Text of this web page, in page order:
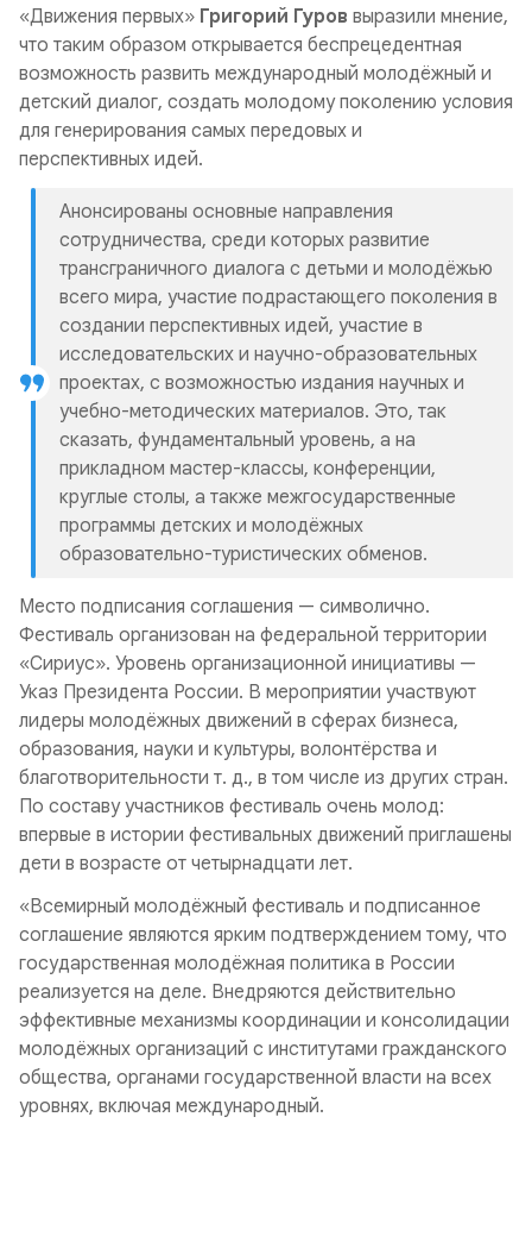
«Движения первых» Григорий Гуров выразили мнение,
что таким образом открывается беспрецедентная
возможность развить международный молодёжный и
детский диалог, создать молодому поколению условия
для генерирования самых передовых и
перспективных идей.
Анонсированы основные направления
сотрудничества, среди которых развитие
трансграничного диалога с детьми и молодёжью
всего мира, участие подрастающего поколения в
создании перспективных идей, участие в
исследовательских и научно-образовательных
проектах, с возможностью издания научных и
учебно-методических материалов. Это, так
сказать, фундаментальный уровень, а на
прикладном мастер-классы, конференции,
круглые столы, а также межгосударственные
программы детских и молодёжных
образовательно-туристических обменов.
Место подписания соглашения — символично.
Фестиваль организован на федеральной территории
«Сириус». Уровень организационной инициативы —
Указ Президента России. В мероприятии участвуют
лидеры молодёжных движений в сферах бизнеса,
образования, науки и культуры, волонтёрства и
благотворительности т. д., в том числе из других стран.
По составу участников фестиваль очень молод:
впервые в истории фестивальных движений приглашены
дети в возрасте от четырнадцати лет.
«Всемирный молодёжный фестиваль и подписанное
соглашение являются ярким подтверждением тому, что
государственная молодёжная политика в России
реализуется на деле. Внедряются действительно
эффективные механизмы координации и консолидации
молодёжных организаций с институтами гражданского
общества, органами государственной власти на всех
уровнях, включая международный.